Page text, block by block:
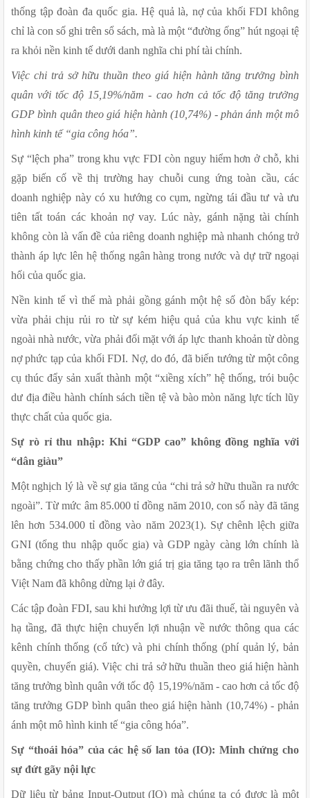
thống tập đoàn đa quốc gia. Hệ quả là, nợ của khối FDI không
chỉ là con số ghi trên sổ sách, mà là một “đường ống” hút ngoại tệ
ra khỏi nền kinh tế dưới danh nghĩa chi phí tài chính.
Việc chi trả sở hữu thuần theo giá hiện hành tăng trưởng bình
quân với tốc độ 15,19%/năm - cao hơn cả tốc độ tăng trưởng
GDP bình quân theo giá hiện hành (10,74%) - phản ánh một mô
hình kinh tế “gia công hóa”.
Sự “lệch pha” trong khu vực FDI còn nguy hiểm hơn ở chỗ, khi
gặp biến cố về thị trường hay chuỗi cung ứng toàn cầu, các
doanh nghiệp này có xu hướng co cụm, ngừng tái đầu tư và ưu
tiên tất toán các khoản nợ vay. Lúc này, gánh nặng tài chính
không còn là vấn đề của riêng doanh nghiệp mà nhanh chóng trở
thành áp lực lên hệ thống ngân hàng trong nước và dự trữ ngoại
hối của quốc gia.
Nền kinh tế vì thế mà phải gồng gánh một hệ số đòn bẩy kép:
vừa phải chịu rủi ro từ sự kém hiệu quả của khu vực kinh tế
ngoài nhà nước, vừa phải đối mặt với áp lực thanh khoản từ dòng
nợ phức tạp của khối FDI. Nợ, do đó, đã biến tướng từ một công
cụ thúc đẩy sản xuất thành một “xiềng xích” hệ thống, trói buộc
dư địa điều hành chính sách tiền tệ và bào mòn năng lực tích lũy
thực chất của quốc gia.
Sự rò rỉ thu nhập: Khi “GDP cao” không đồng nghĩa với
“dân giàu”
Một nghịch lý là về sự gia tăng của “chi trả sở hữu thuần ra nước
ngoài”. Từ mức âm 85.000 tỉ đồng năm 2010, con số này đã tăng
lên hơn 534.000 tỉ đồng vào năm 2023(1). Sự chênh lệch giữa
GNI (tổng thu nhập quốc gia) và GDP ngày càng lớn chính là
bằng chứng cho thấy phần lớn giá trị gia tăng tạo ra trên lãnh thổ
Việt Nam đã không dừng lại ở đây.
Các tập đoàn FDI, sau khi hưởng lợi từ ưu đãi thuế, tài nguyên và
hạ tầng, đã thực hiện chuyển lợi nhuận về nước thông qua các
kênh chính thống (cổ tức) và phi chính thống (phí quản lý, bản
quyền, chuyển giá). Việc chi trả sở hữu thuần theo giá hiện hành
tăng trưởng bình quân với tốc độ 15,19%/năm - cao hơn cả tốc độ
tăng trưởng GDP bình quân theo giá hiện hành (10,74%) - phản
ánh một mô hình kinh tế “gia công hóa”.
Sự “thoái hóa” của các hệ số lan tỏa (IO): Minh chứng cho
sự đứt gãy nội lực
Dữ liệu từ bảng Input-Output (IO) mà chúng ta có được là một